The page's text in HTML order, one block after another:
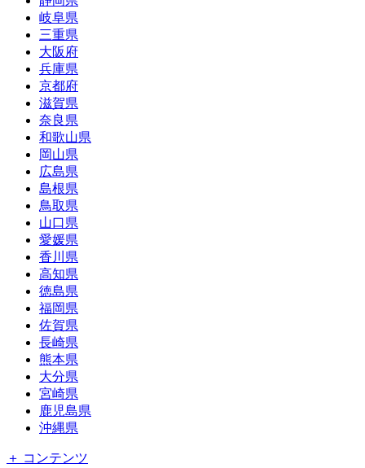
岐阜県
三重県
大阪府
兵庫県
京都府
滋賀県
奈良県
和歌山県
岡山県
広島県
島根県
鳥取県
山口県
愛媛県
香川県
高知県
徳島県
福岡県
佐賀県
長崎県
熊本県
大分県
宮崎県
鹿児島県
沖縄県
＋ コンテンツ